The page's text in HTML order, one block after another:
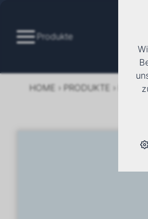
Produkte
HOME › PRODUKTE ›